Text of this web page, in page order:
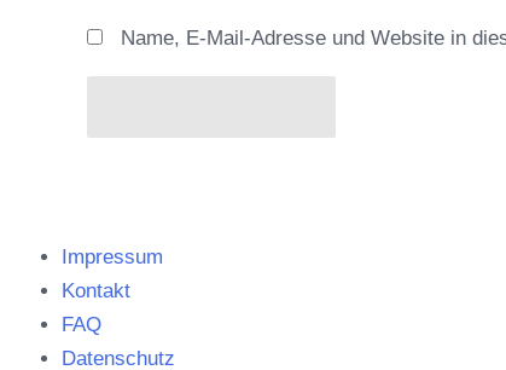
Name, E-Mail-Adresse und Website in
Impressum
Kontakt
FAQ
Datenschutz